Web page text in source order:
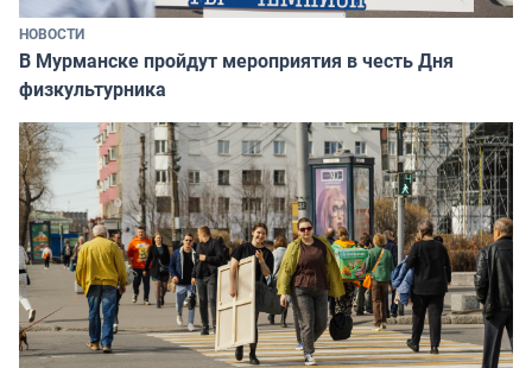
НОВОСТИ
В Мурманске пройдут мероприятия в честь Дня
физкультурника